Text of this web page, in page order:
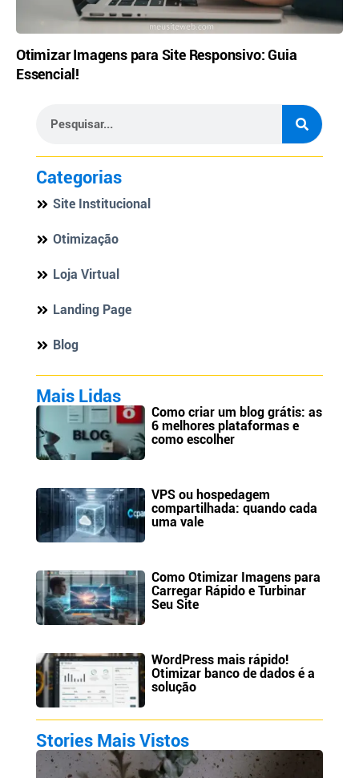
Otimizar Imagens para Site Responsivo: Guia
Essencial!
Categorias
Site Institucional
Otimização
Loja Virtual
Landing Page
Blog
Mais Lidas
Como criar um blog grátis: as
6 melhores plataformas e
como escolher
VPS ou hospedagem
compartilhada: quando cada
uma vale
Como Otimizar Imagens para
Carregar Rápido e Turbinar
Seu Site
WordPress mais rápido!
Otimizar banco de dados é a
solução
Stories Mais Vistos